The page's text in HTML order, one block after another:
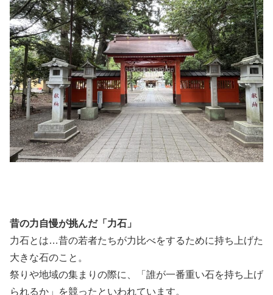
昔の力自慢が挑んだ「力石」
力石とは…昔の若者たちが力比べをするために持ち上げた
大きな石のこと。
祭りや地域の集まりの際に、「誰が一番重い石を持ち上げ
られるか」を競ったといわれています。